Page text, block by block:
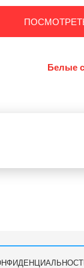
Белые